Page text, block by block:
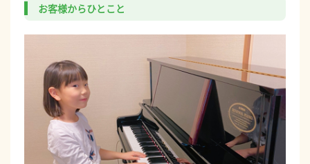
お客様からひとこと